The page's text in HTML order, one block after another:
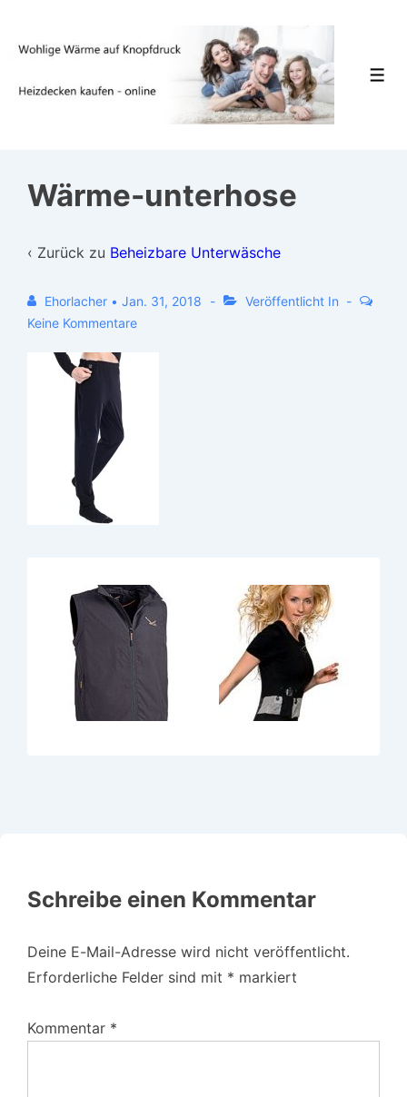
Wärme-unterhose
‹ Zurück zu Beheizbare Unterwäsche
Ehorlacher • Jan. 31, 2018
Veröffentlicht In
Keine Kommentare
Schreibe einen Kommentar
Deine E-Mail-Adresse wird nicht veröffentlicht.
Erforderliche Felder sind mit * markiert
Kommentar *